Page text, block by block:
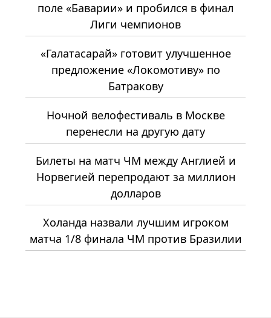
поле «Баварии» и пробился в финал
Лиги чемпионов
«Галатасарай» готовит улучшенное
предложение «Локомотиву» по
Батракову
Ночной велофестиваль в Москве
перенесли на другую дату
Билеты на матч ЧМ между Англией и
Норвегией перепродают за миллион
долларов
Холанда назвали лучшим игроком
матча 1/8 финала ЧМ против Бразилии